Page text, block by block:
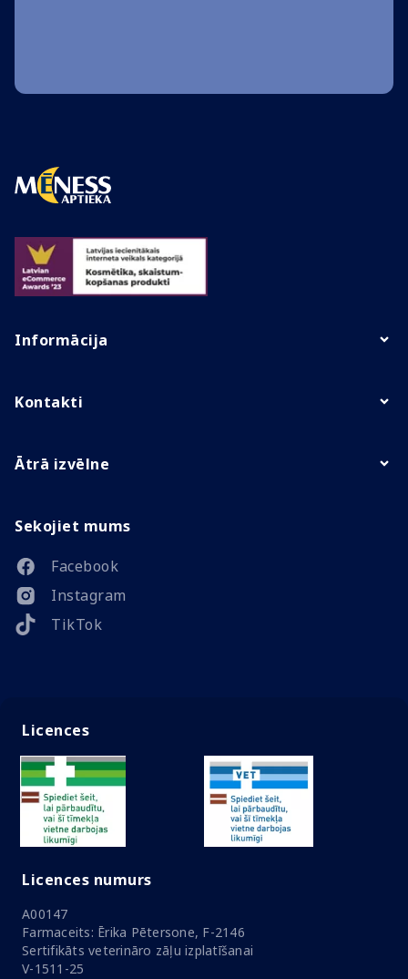
Informācija
Kontakti
Ātrā izvēlne
Sekojiet mums
Facebook
Instagram
TikTok
Licences
Licences numurs
A00147
Farmaceits: Ērika Pētersone, F-2146
Sertifikāts veterināro zāļu izplatīšanai
V-1511-25